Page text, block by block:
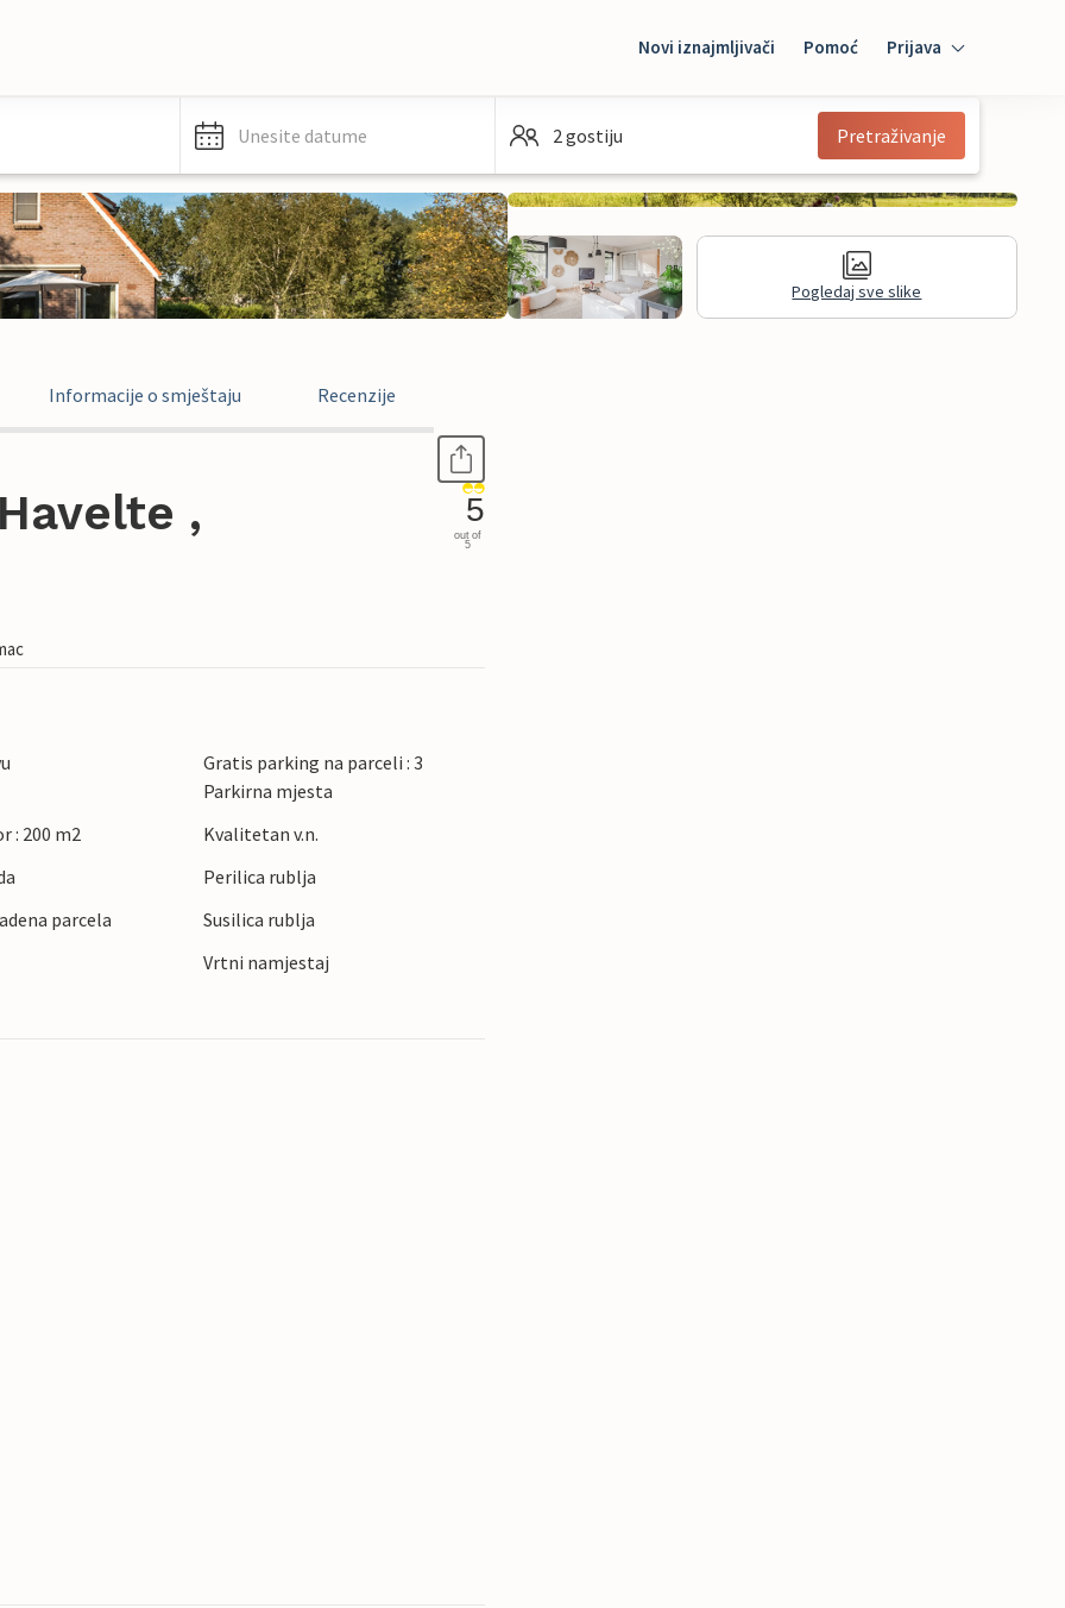
Novi iznajmljivači Pomoć Prijava
Mybooking
Unesite datume 2 gostiju Pretraživanje
Pogledaj sve slike
Informacije o smještaju Recenzije
,
5
out of
5
Gratis parking na parceli : 3
Parkirna mjesta
: 200 m2
Kvalitetan v.n.
Perilica rublja
parcela
Susilica rublja
Vrtni namjestaj